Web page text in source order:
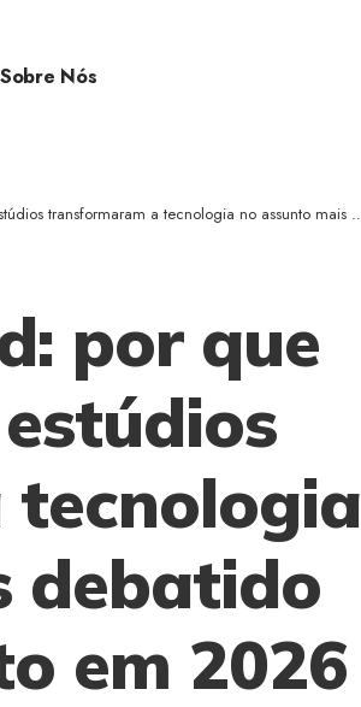
Sobre Nós
a tecnologia no assunto mais debatido do entretenimento em 2026
por que
debatido
em 2026